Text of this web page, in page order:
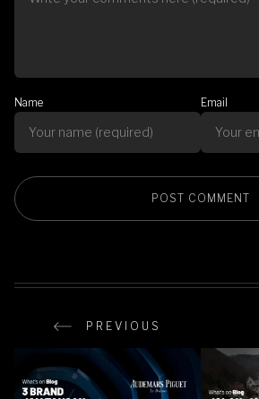
Name Email
PREVIOUS